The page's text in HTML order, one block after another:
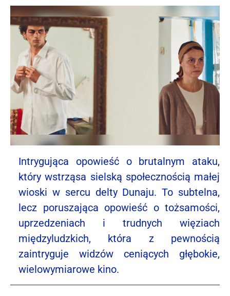
Intrygująca opowieść o brutalnym ataku,
który wstrząsa sielską społecznością małej
wioski w sercu delty Dunaju. To subtelna,
lecz poruszająca opowieść o tożsamości,
uprzedzeniach i trudnych więziach
międzyludzkich, która z pewnością
zaintryguje widzów ceniących głębokie,
wielowymiarowe kino.